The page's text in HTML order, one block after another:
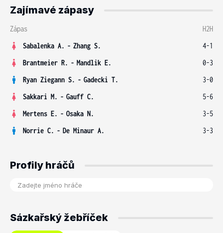
Zajímavé zápasy
Zápas
H2H
Sabalenka A. - Zhang S.
4-1
Brantmeier R. - Mandlik E.
0-3
Ryan Ziegann S. - Gadecki T.
3-0
Sakkari M. - Gauff C.
5-6
Mertens E. - Osaka N.
3-5
Norrie C. - De Minaur A. 3-3
Profily hráčů
Sázkařský žebříček